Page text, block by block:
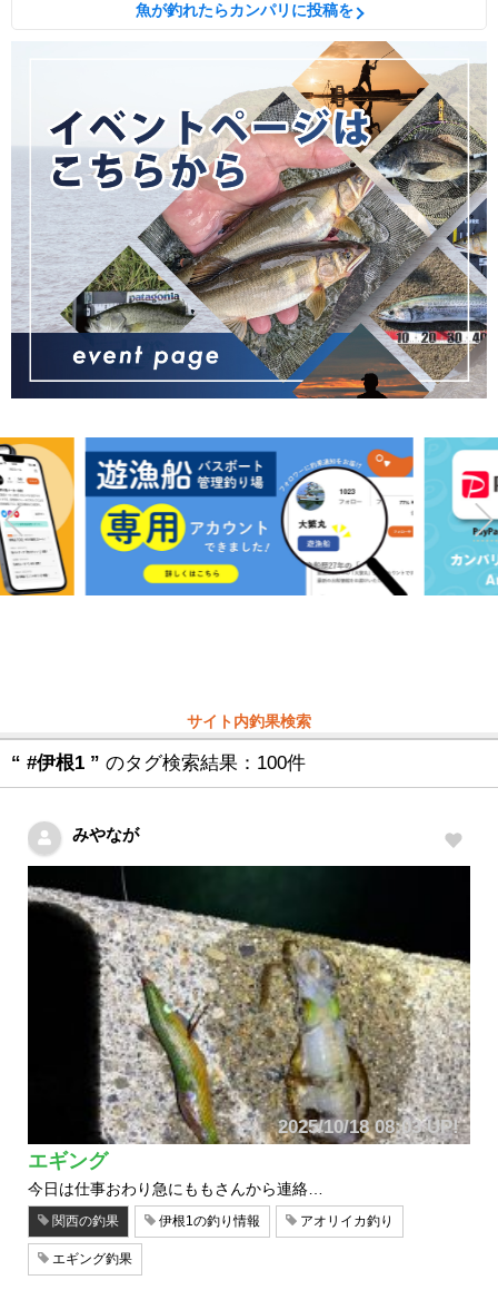
魚が釣れたらカンパリに投稿を
サイト内釣果検索
“ #伊根1 ” のタグ検索結果：100件
みやなが
2025/10/18 08:03 UP!
エギング
今日は仕事おわり急にももさんから連絡…
関西の釣果 伊根1の釣り情報 アオリイカ釣り
エギング釣果